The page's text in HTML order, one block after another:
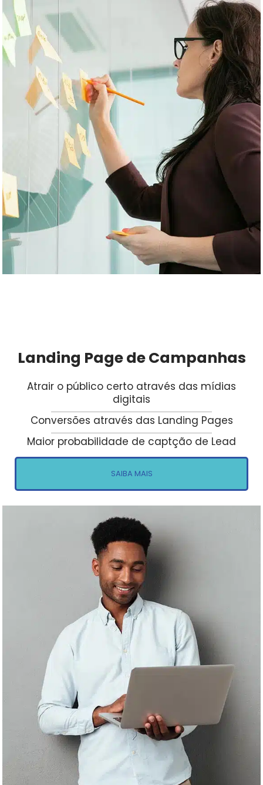
Landing Page de Campanhas
Atrair o público certo através das mídias
digitais
Conversões através das Landing Pages
Maior probabilidade de captção de Lead
SAIBA MAIS